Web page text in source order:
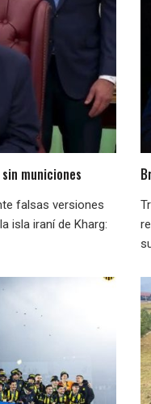
municiones
falsas versiones
isla iraní de Kharg: